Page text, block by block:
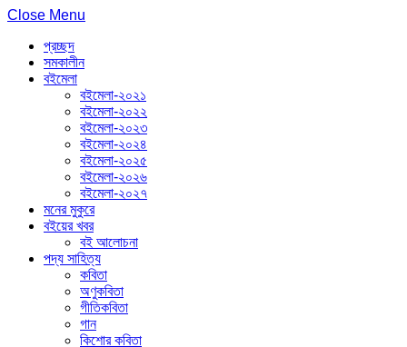
Close Menu
প্রচ্ছদ
সমকালীন
বইমেলা
বইমেলা-২০২১
বইমেলা-২০২২
বইমেলা-২০২৩
বইমেলা-২০২৪
বইমেলা-২০২৫
বইমেলা-২০২৬
বইমেলা-২০২৭
মনের মুকুরে
বইয়ের খবর
বই আলোচনা
পদ্য সাহিত্য
কবিতা
অণুকবিতা
গীতিকবিতা
গান
কিশোর কবিতা